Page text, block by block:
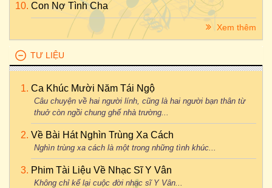
Con Nợ Tình Cha
Xem thêm
TƯ LIỆU
Ca Khúc Mười Năm Tái Ngộ
Câu chuyện về hai người lính, cũng là hai người bạn thân từ
thuở còn ngồi chung ghế nhà trường...
Về Bài Hát Nghìn Trùng Xa Cách
Nghìn trùng xa cách là một trong những tình khúc...
Phim Tài Liệu Về Nhạc Sĩ Y Vân
Không chỉ kể lại cuộc đời nhạc sĩ Y Vân...